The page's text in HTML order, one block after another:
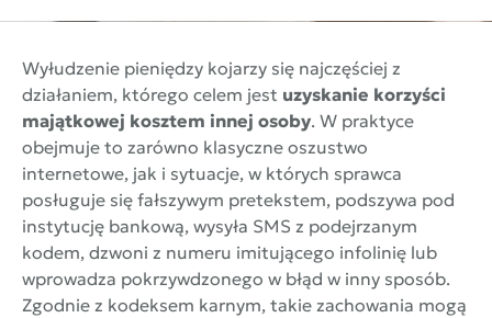
Wyłudzenie pieniędzy kojarzy się najczęściej z
działaniem, którego celem jest uzyskanie korzyści
majątkowej kosztem innej osoby. W praktyce
obejmuje to zarówno klasyczne oszustwo
internetowe, jak i sytuacje, w których sprawca
posługuje się fałszywym pretekstem, podszywa pod
instytucję bankową, wysyła SMS z podejrzanym
kodem, dzwoni z numeru imitującego infolinię lub
wprowadza pokrzywdzonego w błąd w inny sposób.
Zgodnie z kodeksem karnym, takie zachowania mogą